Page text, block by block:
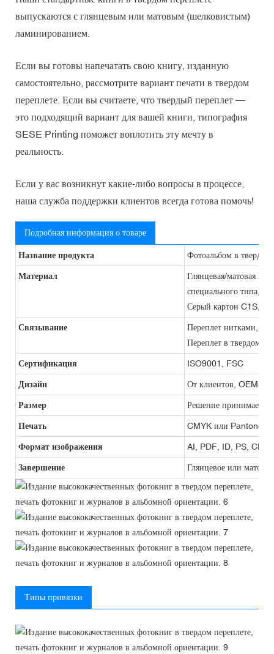
выпускаются с глянцевым или матовым (шелковистым)
ламинированием.
Если вы готовы напечатать свою книгу, изданную
самостоятельно, рассмотрите вариант печати в твердом
переплете. Если вы считаете, что твердый переплет —
это подходящий вариант для вашей книги, типография
SESE Printing поможет воплотить эту мечту в
реальность.
Если у вас возникнут какие-либо вопросы в процессе,
наша служба поддержки клиентов всегда готова помочь!
Подробная информация о товаре
Название продукта Фотоальбом в твердом
Материал
Глянцевая/матовая
специального типа,
Серый картон C1S,
Связывание
Переплет нитками,
Переплет в твердом
Сертификация ISO9001, FSC
Дизайн От клиентов, OEM-
Размер Решение принимается
Печать CMYK или Pantone
Формат изображения AI, PDF, ID, PS, CDR
Завершение Глянцевое или
Типы привязки